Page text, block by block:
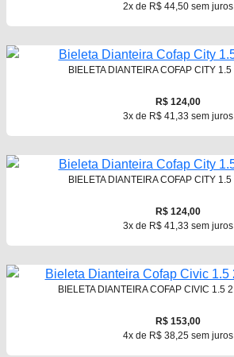
2x de R$ 44,50 sem juros
BIELETA DIANTEIRA COFAP CITY
R$ 124,00
3x de R$ 41,33 sem juros
BIELETA DIANTEIRA COFAP CITY
R$ 124,00
3x de R$ 41,33 sem juros
BIELETA DIANTEIRA COFAP CIVIC 1.5
R$ 153,00
4x de R$ 38,25 sem juros